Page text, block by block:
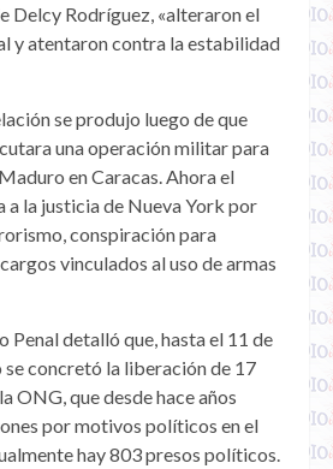
Delcy Rodríguez, «alteraron el
y atentaron contra la estabilidad
se produjo luego de que
una operación militar para
en Caracas. Ahora el
la justicia de Nueva York por
conspiración para
vinculados al uso de armas
Penal detalló que, hasta el 11 de
se concretó la liberación de 17
ONG, que desde hace años
por motivos políticos en el
hay 803 presos políticos.